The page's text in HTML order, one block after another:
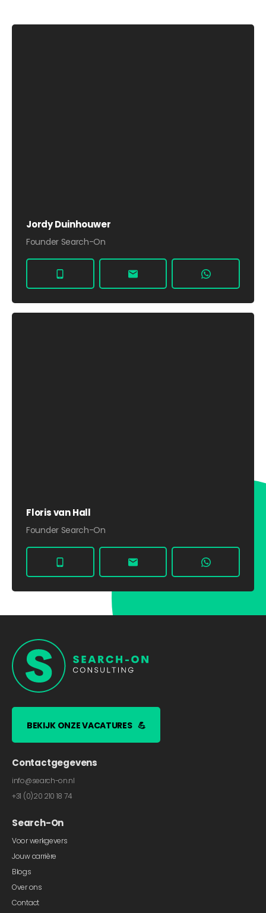
Jordy Duinhouwer
Founder Search-On
Floris van Hall
Founder Search-On
BEKIJK ONZE VACATURES 💪
Contactgegevens
info@search-on.nl
+31 (0)20 210 18 74
Search-On
Voor werkgevers
Jouw carrière
Blogs
Over ons
Contact